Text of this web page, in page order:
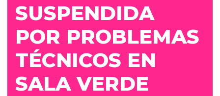
SUSPENDIDA
POR PROBLEMAS
TÉCNICOS EN
SALA VERDE